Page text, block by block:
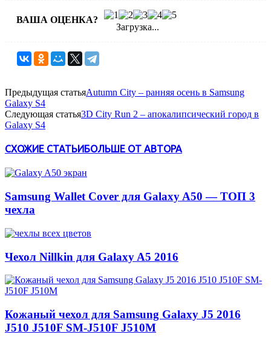
ВАША ОЦЕНКА?
Загрузка...
Предыдущая статьяAutumn City – ранняя осень в Samsung
Galaxy S4
Следующая статья3D City Run 2 – апокалипсический город в
Galaxy S4
СХОЖИЕ СТАТЬИБОЛЬШЕ ОТ АВТОРА
Samsung Wallet Cover для Galaxy A50 — ТОП 3
чехла
Чехол Nillkin для Galaxy A5 2016
Кожаный чехол для Samsung Galaxy J5 2016
J510 J510F SM-J510F J510M